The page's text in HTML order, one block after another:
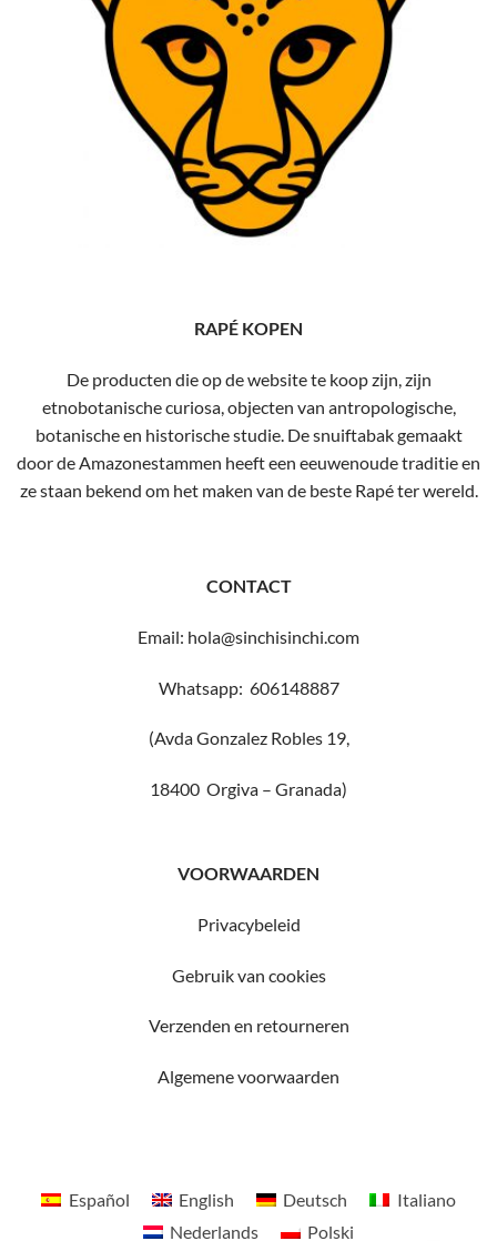
RAPÉ KOPEN
De producten die op de website te koop zijn, zijn
etnobotanische curiosa, objecten van antropologische,
botanische en historische studie. De snuiftabak gemaakt
door de Amazonestammen heeft een eeuwenoude traditie en
ze staan ​​bekend om het maken van de beste Rapé ter wereld.
CONTACT
Email: hola@sinchisinchi.com
Whatsapp: 606148887
(Avda Gonzalez Robles 19,
18400 Orgiva – Granada)
VOORWAARDEN
Privacybeleid
Gebruik van cookies
Verzenden en retourneren
Algemene voorwaarden
Español English Deutsch
Italiano
Nederlands
Polski